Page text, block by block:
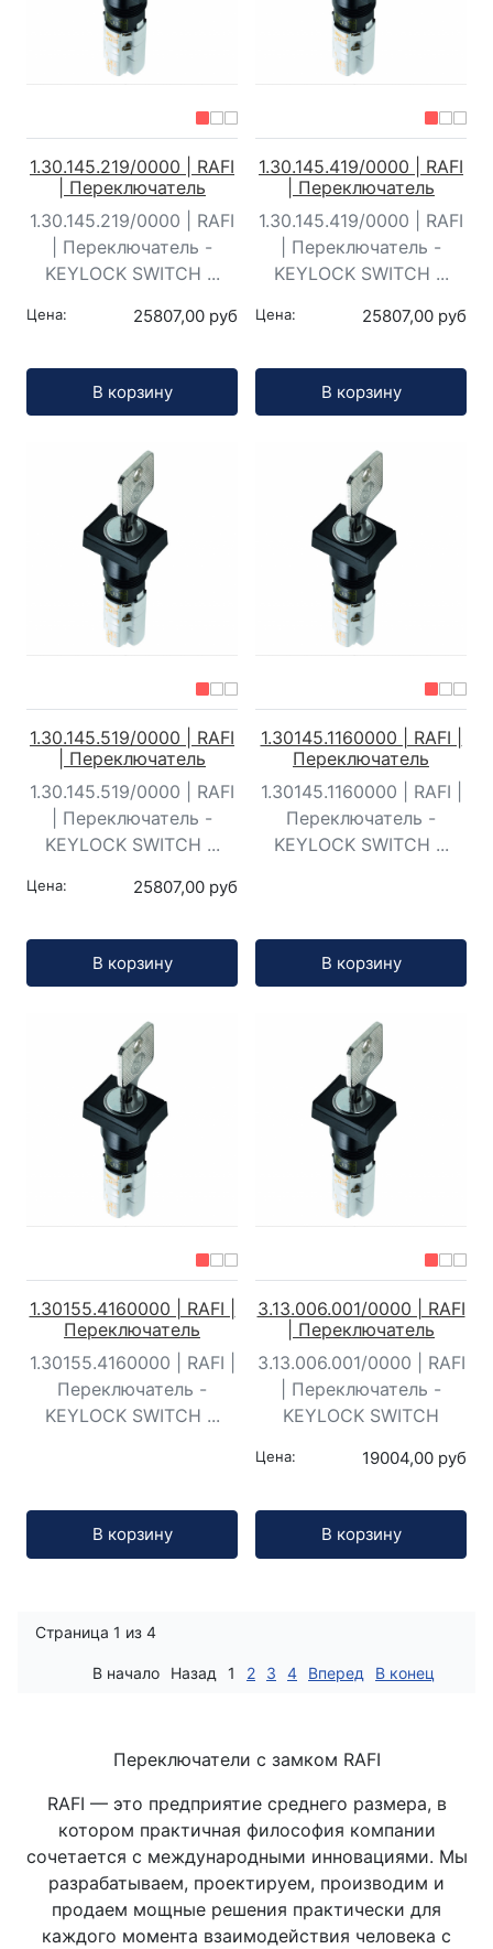
1.30.145.219/0000 | RAFI
| Переключатель
1.30.145.219/0000 | RAFI
| Переключатель -
KEYLOCK SWITCH ...
Цена: 25807,00 руб
В корзину
1.30.145.419/0000 | RAFI
| Переключатель
1.30.145.419/0000 | RAFI
| Переключатель -
KEYLOCK SWITCH ...
Цена: 25807,00 руб
В корзину
1.30.145.519/0000 | RAFI
| Переключатель
1.30.145.519/0000 | RAFI
| Переключатель -
KEYLOCK SWITCH ...
Цена: 25807,00 руб
В корзину
1.30145.1160000 | RAFI |
Переключатель
1.30145.1160000 | RAFI |
Переключатель -
KEYLOCK SWITCH ...
В корзину
1.30155.4160000 | RAFI |
Переключатель
1.30155.4160000 | RAFI |
Переключатель -
KEYLOCK SWITCH ...
В корзину
3.13.006.001/0000 | RAFI
| Переключатель
3.13.006.001/0000 | RAFI
| Переключатель -
KEYLOCK SWITCH
Цена: 19004,00 руб
В корзину
Страница 1 из 4
В начало Назад 1 2 3 4 Вперед В конец
Переключатели с замком RAFI
RAFI — это предприятие среднего размера, в
котором практичная философия компании
сочетается с международными инновациями. Мы
разрабатываем, проектируем, производим и
продаем мощные решения практически для
каждого момента взаимодействия человека с